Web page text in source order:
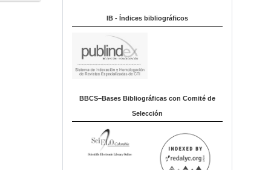
m
IB - Índices bibliográficos
BBCS–Bases Bibliográficas con Comité de
Selección